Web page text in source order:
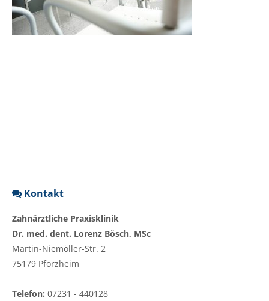
Kontakt
Zahnärztliche Praxisklinik
Dr. med. dent. Lorenz Bösch, MSc
Martin-Niemöller-Str. 2
75179 Pforzheim
Telefon: 07231 - 440128